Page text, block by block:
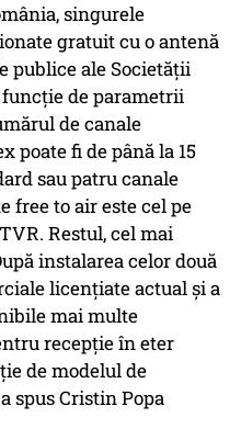
singurele
gratuit cu o antenă
publice ale Societății
de parametrii
de canale
poate fi de până la 15
sau patru canale
free to air este cel pe
Restul, cel mai
instalarea celor două
licențiate actual și a
mai multe
recepție în eter
de modelul de
spus Cristin Popa